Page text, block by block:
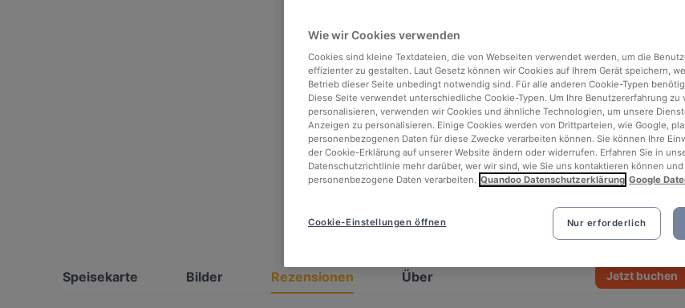
See all 5 photos
Speisekarte Bilder Rezensionen Über Jetzt buchen
Wie wir Cookies verwenden
Cookies sind kleine Textdateien, die von Webseiten verwendet werden, um die
effizienter zu gestalten. Laut Gesetz können wir Cookies auf Ihrem Gerät speichern,
Betrieb dieser Seite unbedingt notwendig sind. Für alle anderen Cookie-Typen
Diese Seite verwendet unterschiedliche Cookie-Typen. Um Ihre Benutzererfahrung zu
personalisieren, verwenden wir Cookies und ähnliche Technologien, um unsere
Anzeigen zu personalisieren. Einige Cookies werden von Drittparteien, wie Google,
personenbezogenen Daten für diese Zwecke verarbeiten können. Sie können Ihre
der Cookie-Erklärung auf unserer Website ändern oder widerrufen. Erfahren Sie in
Datenschutzrichtlinie mehr darüber, wer wir sind, wie Sie uns kontaktieren können
personenbezogene Daten verarbeiten. Quandoo Datenschutzerklärung Google
Nur erforderlich
Cookie-Einstellungen öffnen